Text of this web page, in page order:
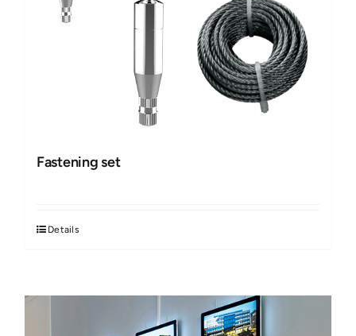
Fastening set
Details